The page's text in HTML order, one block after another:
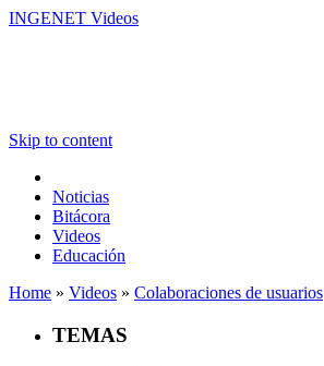
INGENET Videos
Skip to content
Noticias
Bitácora
Videos
Educación
Home » Videos » Colaboraciones de usuarios
TEMAS